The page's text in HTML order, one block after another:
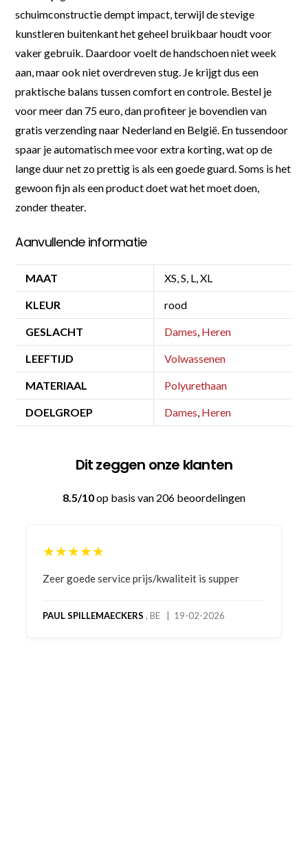
schuimconstructie dempt impact, terwijl de stevige
kunstleren buitenkant het geheel bruikbaar houdt voor
vaker gebruik. Daardoor voelt de handschoen niet week
aan, maar ook niet overdreven stug. Je krijgt dus een
praktische balans tussen comfort en controle. Bestel je
voor meer dan 75 euro, dan profiteer je bovendien van
gratis verzending naar Nederland en België. En tussendoor
spaar je automatisch mee voor extra korting, wat op de
lange duur net zo prettig is als een goede guard. Soms is het
gewoon fijn als een product doet wat het moet doen,
zonder theater.
Aanvullende informatie
MAAT XS, S, L, XL
KLEUR rood
GESLACHT Dames, Heren
LEEFTIJD Volwassenen
MATERIAAL Polyurethaan
DOELGROEP Dames, Heren
Dit zeggen onze klanten
8.5/10op basis van 206 beoordelingen
★★★★★
Bestelling gedaan vanwege goede prijzen en
bestelling al ontvangen met gifts, waardoor je